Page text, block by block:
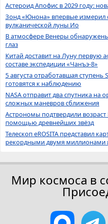
Астероид Апофис в 2029 году:
Зонд «Юнона» впервые измерил
вулканической луны Ио
В атмосфере Венеры
глаз
Китай доставит на Луну
составе экспедиции «Чанъэ-8»
5 августа отработавшая
готовятся к наблюдению
NASA отправит два спутника на
сложных маневров сближения
Астрономы подтвердили
помощью древнейших звёзд
Телескоп eROSITA представил
рекордными двумя миллионами
Мир космоса в